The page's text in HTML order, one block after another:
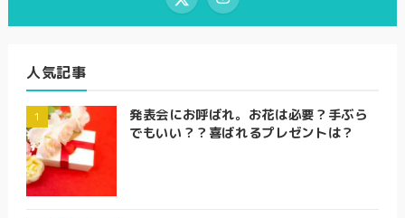
人気記事
発表会にお呼ばれ。お花は必要？手ぶら
でもいい？？喜ばれるプレゼントは？